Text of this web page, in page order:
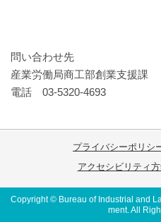
問い合わせ先
産業労働局商工部創業支援課
電話 03-5320-4693
プライバシーポリシ
アクセシビリティ
Copyright © Bureau of Industrial and
ment. All